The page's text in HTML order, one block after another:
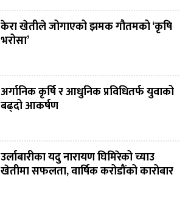
केरा खेतीले जोगाएको झमक गौतमको ‘कृषि
भरोसा’
अर्गानिक कृर्षि र आधुनिक प्रविधितर्फ युवाको
बढ्दो आकर्षण
उर्लाबारीका यदु नारायण घिमिरेको च्याउ
खेतीमा सफलता, वार्षिक करोडौंको कारोबार